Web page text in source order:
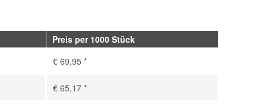
Preis per 1000 Stück
€ 69,95 *
€ 65,17 *